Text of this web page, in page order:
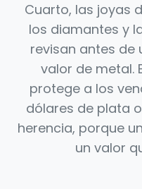
Cuarto, las joyas
los diamantes y
revisan antes de
valor de metal.
protege a los
dólares de plata
herencia, porque
un valor